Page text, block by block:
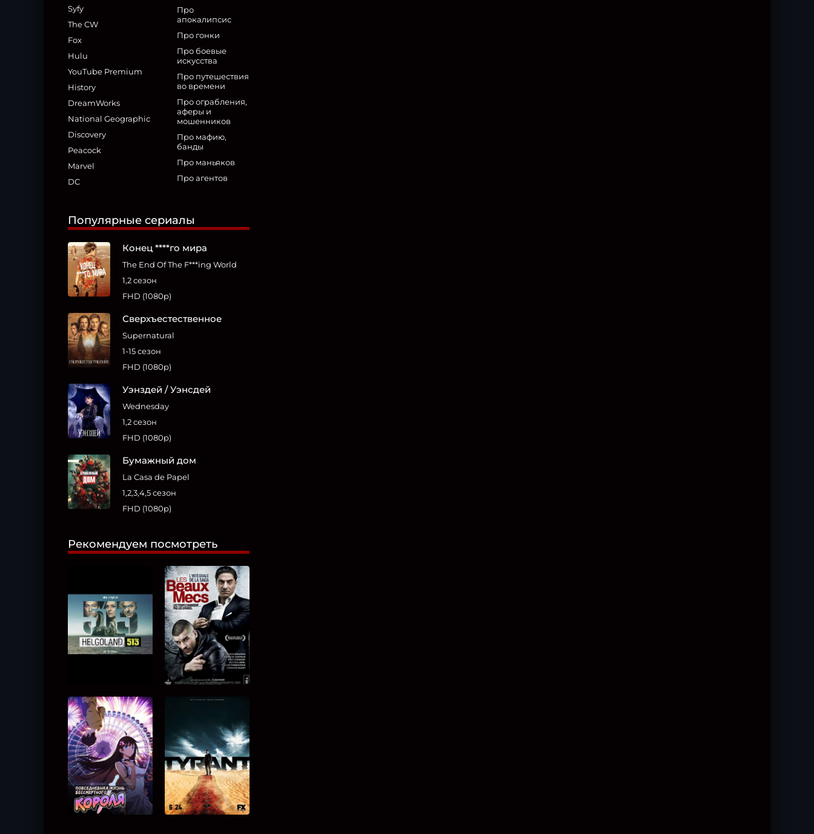
Syfy
The CW
Fox
Hulu
YouTube Premium
History
DreamWorks
National Geographic
Discovery
Peacock
Marvel
DC
Про
апокалипсис
Про гонки
Про боевые
искусства
Про путешествия
во времени
Про ограбления,
аферы и
мошенников
Про мафию,
банды
Про маньяков
Про агентов
Популярные сериалы
Конец ****го мира
The End Of The F***ing World
1,2 сезон
FHD (1080p)
Сверхъестественное
Supernatural
1-15 сезон
FHD (1080p)
Уэнздей / Уэнсдей
Wednesday
1,2 сезон
FHD (1080p)
Бумажный дом
La Casa de Papel
1,2,3,4,5 сезон
FHD (1080p)
Рекомендуем посмотреть